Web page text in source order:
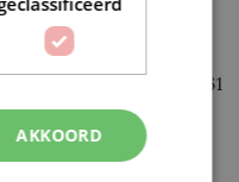
Scheepjes Organicon 261
Night Shadow
€4,60 €4,14
AKKOORD